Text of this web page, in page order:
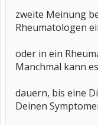
zweite Meinung
Rheumatologen
oder in ein
Manchmal kann
dauern, bis eine
Deinen